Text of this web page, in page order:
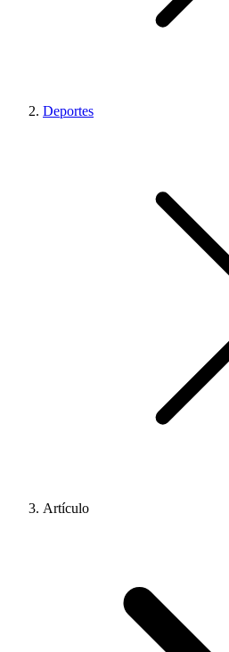
Deportes
Artículo